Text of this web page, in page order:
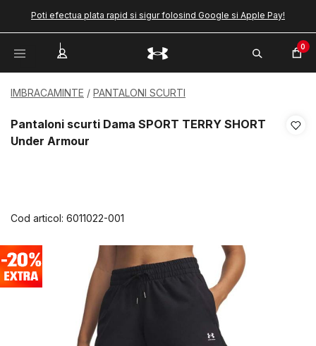
Poti efectua plata rapid si sigur folosind Google si Apple Pay!
0
IMBRACAMINTE PANTALONI SCURTI
Pantaloni scurti Dama SPORT TERRY SHORT
Under Armour
Cod articol: 6011022-001